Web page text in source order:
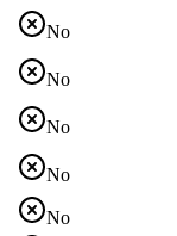
No
No
No
No
No